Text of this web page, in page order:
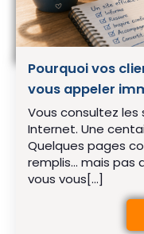
Pourquoi vos
vous appeler
Vous consultez
Internet. Une
Quelques pages
remplis… mais pas
vous vous[…]